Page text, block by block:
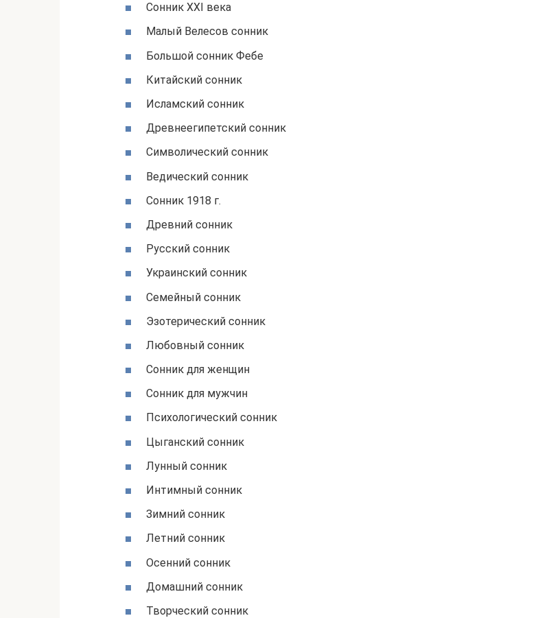
Сонник XXI века
Малый Велесов сонник
Большой сонник Фебе
Китайский сонник
Исламский сонник
Древнеегипетский сонник
Символический сонник
Ведический сонник
Сонник 1918 г.
Древний сонник
Русский сонник
Украинский сонник
Семейный сонник
Эзотерический сонник
Любовный сонник
Сонник для женщин
Сонник для мужчин
Психологический сонник
Цыганский сонник
Лунный сонник
Интимный сонник
Зимний сонник
Летний сонник
Осенний сонник
Домашний сонник
Творческий сонник